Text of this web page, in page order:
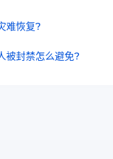
难恢复?
被封禁怎么避免?